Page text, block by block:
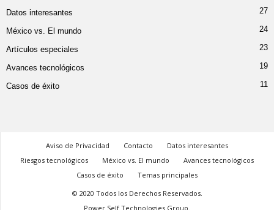
Datos interesantes 27
México vs. El mundo 24
Artículos especiales 23
Avances tecnológicos 19
Casos de éxito 11
Aviso de Privacidad Contacto
Datos interesantes
Riesgos tecnológicos
México vs. El mundo
Avances tecnológicos
Casos de éxito
Temas principales
© 2020 Todos los Derechos Reservados.
Power Self Technologies Group.